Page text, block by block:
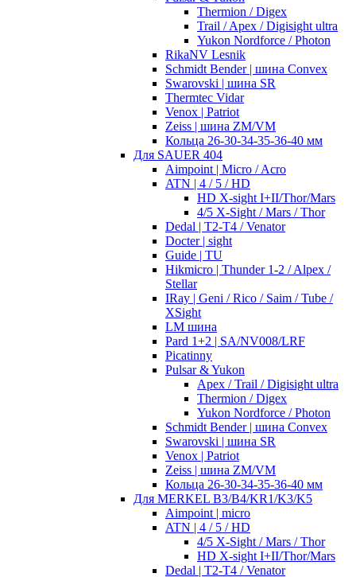
Thermion / Digex
Trail / Apex / Digisight ultra
Yukon Nordforce / Photon
RikaNV Lesnik
Schmidt Bender | шина Convex
Swarovski | шина SR
Thermtec Vidar
Venox | Patriot
Zeiss | шина ZM/VM
Кольца 26-30-34-35-36-40 мм
Для SAUER 404
Aimpoint | Micro / Acro
ATN | 4 / 5 / HD
HD X-sight I+II/Thor/Mars
4/5 X-Sight / Mars / Thor
Dedal | T2-T4 / Venator
Docter | sight
Guide | TU
Hikmicro | Thunder 1-2 / Alpex /
Stellar
IRay | Geni / Rico / Saim / Tube /
XSight
LM шина
Pard 1+2 | SA/NV008/LRF
Picatinny
Pulsar & Yukon
Apex / Trail / Digisight ultra
Thermion / Digex
Yukon Nordforce / Photon
Schmidt Bender | шина Convex
Swarovski | шина SR
Venox | Patriot
Zeiss | шина ZM/VM
Кольца 26-30-34-35-36-40 мм
Для MERKEL B3/B4/KR1/K3/K5
Aimpoint | micro
ATN | 4 / 5 / HD
4/5 X-Sight / Mars / Thor
HD X-sight I+II/Thor/Mars
Dedal | T2-T4 / Venator